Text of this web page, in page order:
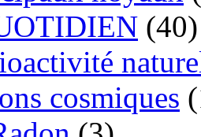
(40)
cosmiques